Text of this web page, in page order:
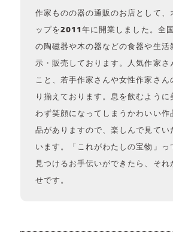
作家ものの器の通販のお店として、
ップを2011年に開業しました。全
の陶磁器や木の器などの食器や生活
示・販売しております。人気作家さ
こと、若手作家さんや女性作家さん
り揃えております。息を飲むように
わず笑顔になってしまうかわいい作
品がありますので、楽しんで見てい
います。「これがわたしの宝物」っ
見つけるお手伝いができたら、それ
せです。